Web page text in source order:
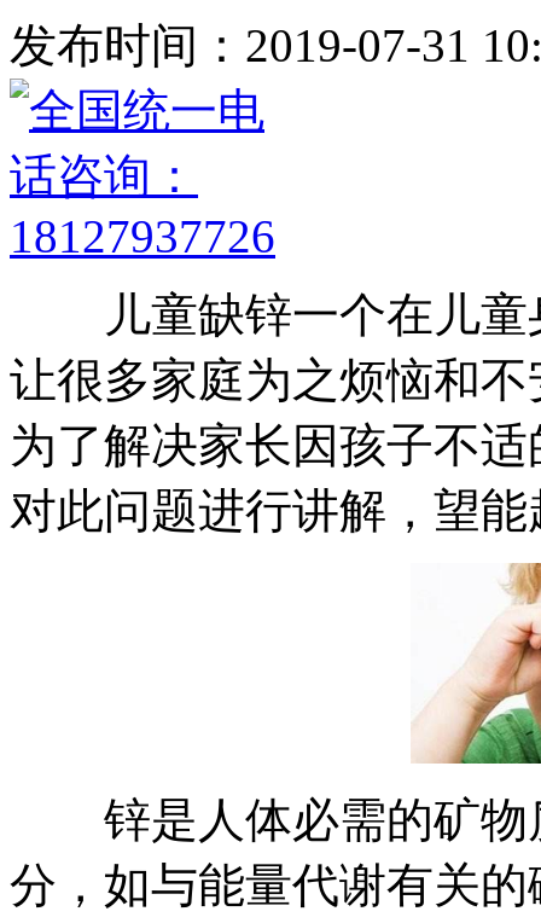
发布时间：2019-07-31
儿童缺锌一个在儿童
让很多家庭为之烦恼和
为了解决家长因孩子不
对此问题进行讲解，望
锌是人体必需的矿物
分，如与能量代谢有关